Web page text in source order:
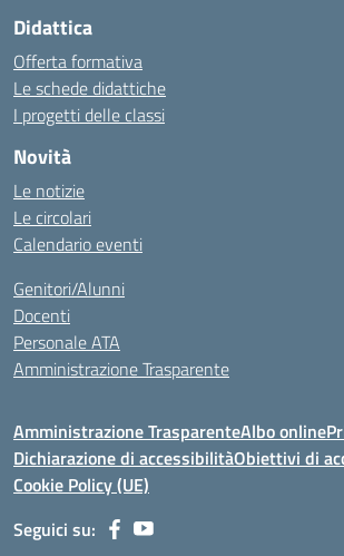
Didattica
Offerta formativa
Le schede didattiche
I progetti delle classi
Novità
Le notizie
Le circolari
Calendario eventi
Genitori/Alunni
Docenti
Personale ATA
Amministrazione Trasparente
Amministrazione TrasparenteAlbo online
Dichiarazione di accessibilitàObiettivi di
Cookie Policy (UE)
Seguici su: